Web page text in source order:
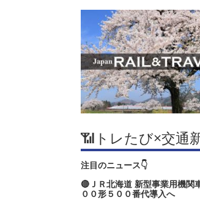
📶トレたび×交通
注目のニュース👇
🔴ＪＲ北海道 新型事業用機関
００形５００番代導入へ